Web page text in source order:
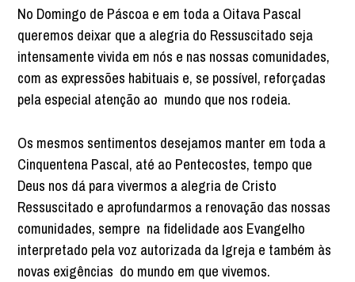
No Domingo de Páscoa e em toda a Oitava Pascal
queremos deixar que a alegria do Ressuscitado seja
intensamente vivida em nós e nas nossas comunidades,
com as expressões habituais e, se possível, reforçadas
pela especial atenção ao mundo que nos rodeia.
Os mesmos sentimentos desejamos manter em toda a
Cinquentena Pascal, até ao Pentecostes, tempo que
Deus nos dá para vivermos a alegria de Cristo
Ressuscitado e aprofundarmos a renovação das nossas
comunidades, sempre na fidelidade aos Evangelho
interpretado pela voz autorizada da Igreja e também às
novas exigências do mundo em que vivemos.